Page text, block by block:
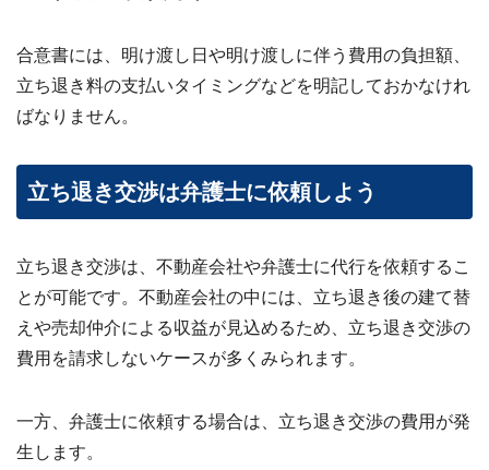
合意書には、明け渡し日や明け渡しに伴う費用の負担額、
立ち退き料の支払いタイミングなどを明記しておかなけれ
ばなりません。
立ち退き交渉は弁護士に依頼しよう
立ち退き交渉は、不動産会社や弁護士に代行を依頼するこ
とが可能です。不動産会社の中には、立ち退き後の建て替
えや売却仲介による収益が見込めるため、立ち退き交渉の
費用を請求しないケースが多くみられます。
一方、弁護士に依頼する場合は、立ち退き交渉の費用が発
生します。